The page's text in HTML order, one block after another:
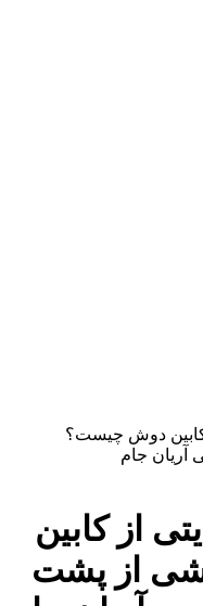
کابین دوش چیست؟
آریان جام
از کابین
از پشت